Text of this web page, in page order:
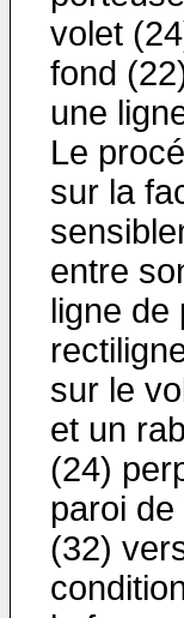
volet
fond
une
Le
sur la
entre
ligne de
sur le
et un
(24)
paroi
(32)